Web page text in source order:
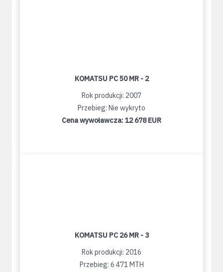
KOMATSU PC 50 MR - 2
Rok produkcji: 2007
Przebieg: Nie wykryto
Cena wywoławcza:12 678 EUR
KOMATSU PC 26 MR - 3
Rok produkcji: 2016
Przebieg: 6 471 MTH